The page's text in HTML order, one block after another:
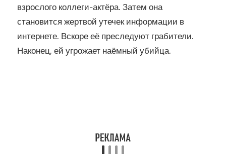
взрослого коллеги-актёра. Затем она
становится жертвой утечек информации в
интернете. Вскоре её преследуют грабители.
Наконец, ей угрожает наёмный убийца.